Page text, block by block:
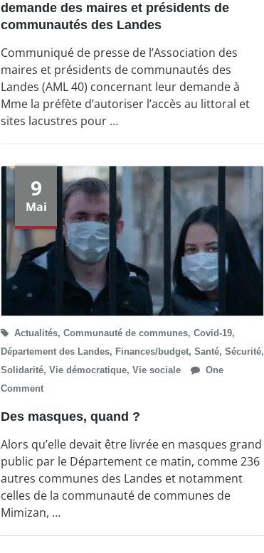
demande des maires et présidents de
communautés des Landes
Communiqué de presse de l’Association des
maires et présidents de communautés des
Landes (AML 40) concernant leur demande à
Mme la préfète d’autoriser l’accès au littoral et
sites lacustres pour …
9
Mai
Actualités, Communauté de communes, Covid-19,
Département des Landes, Finances/budget, Santé, Sécurité,
Solidarité, Vie démocratique, Vie sociale
One
Comment
Des masques, quand ?
Alors qu’elle devait être livrée en masques grand
public par le Département ce matin, comme 236
autres communes des Landes et notamment
celles de la communauté de communes de
Mimizan, …